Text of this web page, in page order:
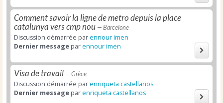
Comment savoir la ligne de metro depuis la place
catalunya vers cmp nou — Barcelone
Discussion démarrée par ennour imen
Dernier message par ennour imen
Visa de travail — Grèce
Discussion démarrée par enriqueta castellanos
Dernier message par enriqueta castellanos